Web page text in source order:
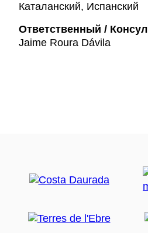
Каталанский, Испанский
Ответственный / Консул
Jaime Roura Dávila